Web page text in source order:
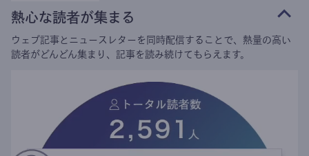
熱心な読者が集まる
ウェブ記事とニュースレターを同時配信することで、熱量の高い
読者がどんどん集まり、記事を読み続けてもらえます。